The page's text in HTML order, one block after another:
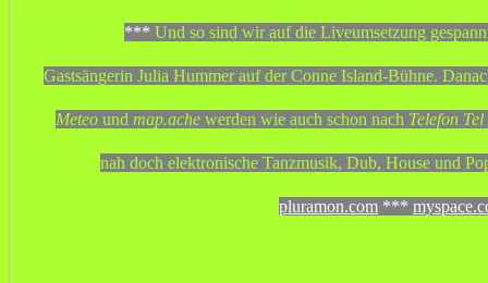
*** Und so sind wir auf die Liveumsetzung
Gastsängerin Julia Hummer auf der Conne Island-Bühne.
Meteo und map.ache werden wie auch schon nach Telefon
nah doch elektronische Tanzmusik, Dub, House und
pluramon.com ***